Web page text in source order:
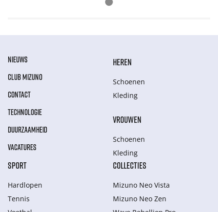
NIEUWS
CLUB MIZUNO
CONTACT
TECHNOLOGIE
DUURZAAMHEID
VACATURES
HEREN
Schoenen
Kleding
VROUWEN
Schoenen
Kleding
SPORT
Hardlopen
Tennis
COLLECTIES
Mizuno Neo Vista
Mizuno Neo Zen